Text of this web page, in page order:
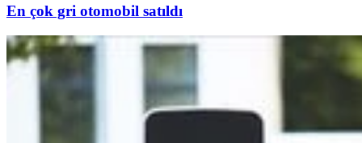
En çok gri otomobil satıldı